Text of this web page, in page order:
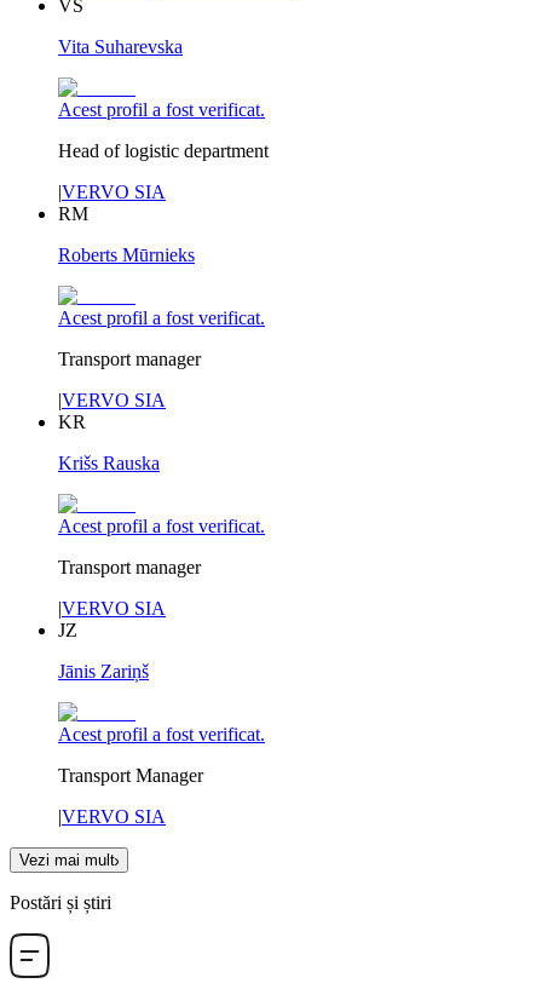
VS
Vita Suharevska
Acest profil a fost verificat.
Head of logistic department
|VERVO SIA
RM
Roberts Mūrnieks
Acest profil a fost verificat.
Transport manager
|VERVO SIA
KR
Krišs Rauska
Acest profil a fost verificat.
Transport manager
|VERVO SIA
JZ
Jānis Zariņš
Acest profil a fost verificat.
Transport Manager
|VERVO SIA
Vezi mai mult
Postări și știri